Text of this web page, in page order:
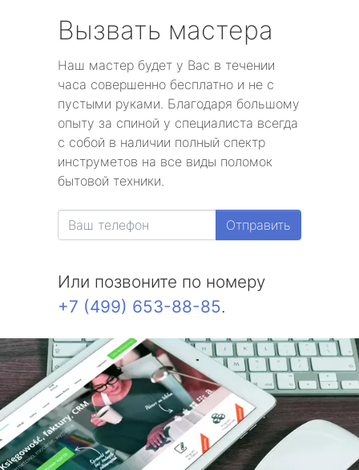
Вызвать мастера
Наш мастер будет у Вас в течении
часа совершенно бесплатно и не с
пустыми руками. Благодаря большому
опыту за спиной у специалиста всегда
с собой в наличии полный спектр
инструметов на все виды поломок
бытовой техники.
Отправить
Или позвоните по номеру
+7 (499) 653-88-85.